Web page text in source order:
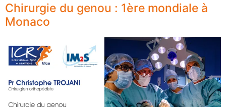
Chirurgie du genou : 1ère mondiale à
Monaco